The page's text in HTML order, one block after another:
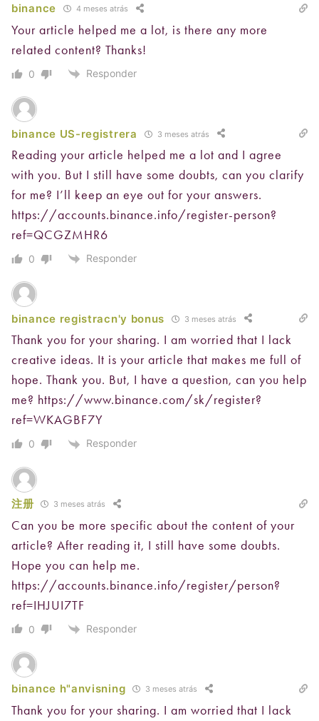
binance 4 meses atrás
Your article helped me a lot, is there any more
related content? Thanks!
0 Responder
binance US-registrera 3 meses atrás
Reading your article helped me a lot and I agree
with you. But I still have some doubts, can you clarify
for me? I’ll keep an eye out for your answers.
https://accounts.binance.info/register-person?
ref=QCGZMHR6
0 Responder
binance registracn'y bonus 3 meses atrás
Thank you for your sharing. I am worried that I lack
creative ideas. It is your article that makes me full of
hope. Thank you. But, I have a question, can you help
me? https://www.binance.com/sk/register?
ref=WKAGBF7Y
0 Responder
注册 3 meses atrás
Can you be more specific about the content of your
article? After reading it, I still have some doubts.
Hope you can help me.
https://accounts.binance.info/register/person?
ref=IHJUI7TF
0 Responder
binance h"anvisning 3 meses atrás
Thank you for your sharing. I am worried that I lack